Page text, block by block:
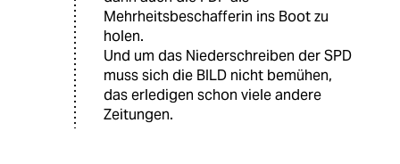
Mehrheitsbeschafferin ins Boot zu
holen.
Und um das Niederschreiben der SPD
muss sich die BILD nicht bemühen,
das erledigen schon viele andere
Zeitungen.